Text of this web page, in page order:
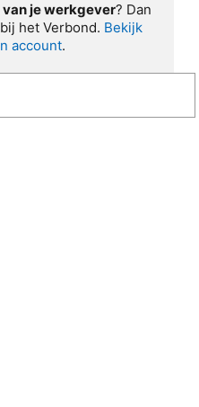
van je werkgever? Dan
het Verbond. Bekijk
account.